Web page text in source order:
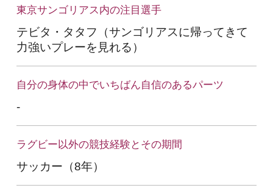
東京サンゴリアス内の注目選手
テビタ・タタフ（サンゴリアスに帰ってきて
力強いプレーを見れる）
自分の身体の中でいちばん自信のあるパーツ
-
ラグビー以外の競技経験とその期間
サッカー（8年）